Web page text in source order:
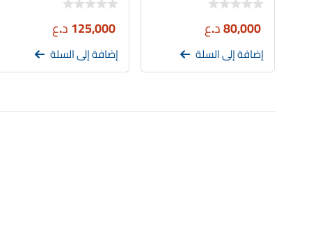
80,000د.ع
إضافة إلى السلة
125,000د.ع
إضافة إلى السلة